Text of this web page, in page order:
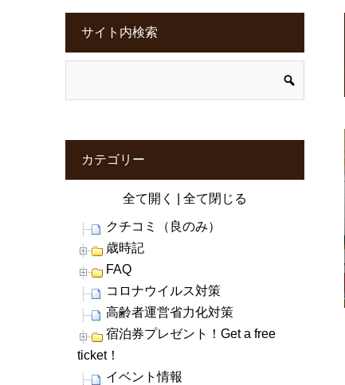
サイト内検索
カテゴリー
全て開く 全て閉じる
クチコミ（良のみ）
歳時記
FAQ
コロナウイルス対策
高齢者運営省力化対策
宿泊券プレゼント！Get a free
ticket！
イベント情報